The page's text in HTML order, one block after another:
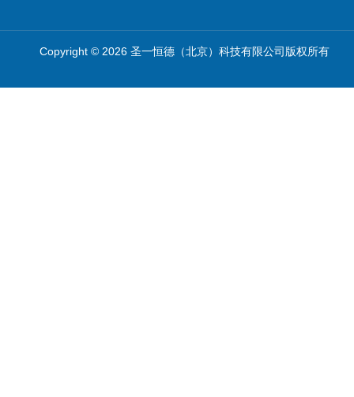
Copyright © 2026 圣一恒德（北京）科技有限公司版权所有